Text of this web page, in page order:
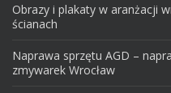
Obrazy i plakaty w aranżacji
ścianach
Naprawa sprzętu AGD –
zmywarek Wrocław